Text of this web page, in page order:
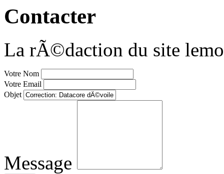
Contacter
La rÃ©daction du site
Votre Nom
Votre Email
Objet
Message